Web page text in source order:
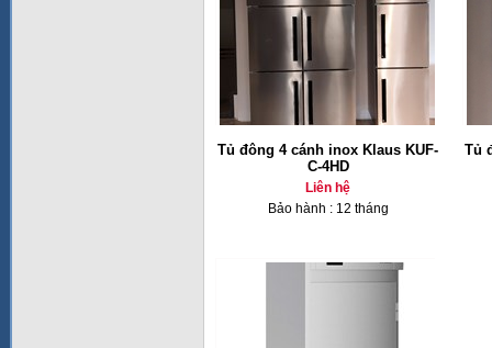
Tủ đông 4 cánh inox Klaus KUF-
C-4HD
Liên hệ
Bảo hành : 12 tháng
Tủ